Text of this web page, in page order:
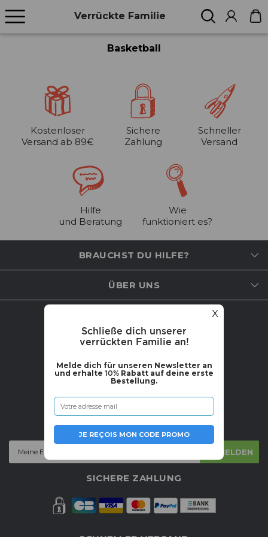
X
Schließe dich unserer
verrückten Familie an!
Melde dich für unseren Newsletter an
und erhalte 10% Rabatt auf deine erste
Bestellung.
JE REÇOIS MON CODE PROMO
Verrückte Familie
Basketball
Kostenloser
Versand ab 89€
Sichere
Zahlung
Schneller
Versand
Hilfe
und Beratung
Wie
funktioniert es?
BRAUCHST DU HILFE?
ÜBER UNS
WERDE TEIL DER COMMUNITY
NEWSLETTER
ANMELDEN
SICHERE ZAHLUNG